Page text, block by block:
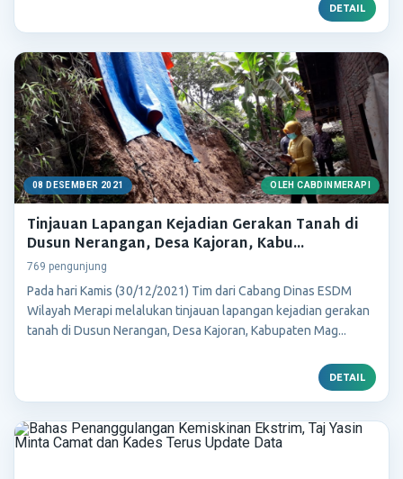
DETAIL
08 DESEMBER 2021 OLEH CABDINMERAPI
Tinjauan Lapangan Kejadian Gerakan Tanah di
Dusun Nerangan, Desa Kajoran, Kabu...
769 pengunjung
Pada hari Kamis (30/12/2021) Tim dari Cabang Dinas ESDM
Wilayah Merapi melalukan tinjauan lapangan kejadian gerakan
tanah di Dusun Nerangan, Desa Kajoran, Kabupaten Mag...
DETAIL